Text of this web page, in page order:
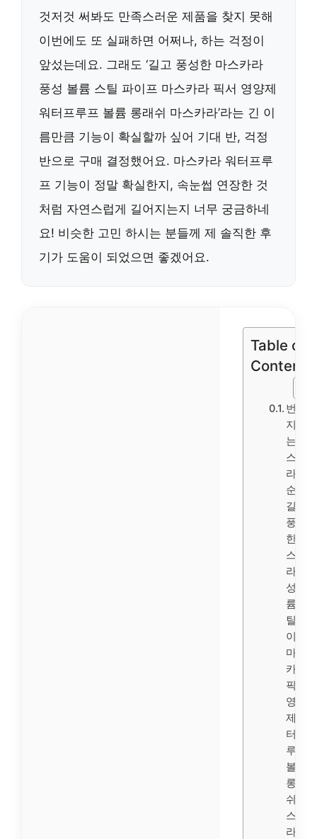
것저것 써봐도 만족스러운 제품을 찾지 못해
이번에도 또 실패하면 어쩌나, 하는 걱정이
앞섰는데요. 그래도 ‘길고 풍성한 마스카라
풍성 볼륨 스틸 파이프 마스카라 픽서 영양제
워터프루프 볼륨 롱래쉬 마스카라’라는 긴 이
름만큼 기능이 확실할까 싶어 기대 반, 걱정
반으로 구매 결정했어요. 마스카라 워터프루
프 기능이 정말 확실한지, 속눈썹 연장한 것
처럼 자연스럽게 길어지는지 너무 궁금하네
요! 비슷한 고민 하시는 분들께 제 솔직한 후
기가 도움이 되었으면 좋겠어요.
Table of
Contents
번지
지 않
는 마
스카
라 1
순위
길고
풍성
한 마
스카
라 풍
성 볼
륨 스
틸 파
이프
마스
카라
픽서
영양
제 워
터프
루프
볼륨
롱래
쉬 마
스카
라 속